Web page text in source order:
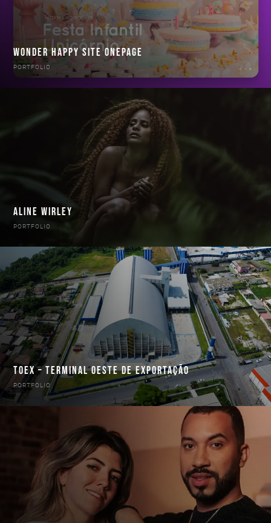
WONDER HAPPY SITE ONEPAGE
PORTFOLIO
ALINE WIRLEY
PORTFOLIO
TOEX – TERMINAL OESTE DE EXPORTAÇÃO
PORTFOLIO